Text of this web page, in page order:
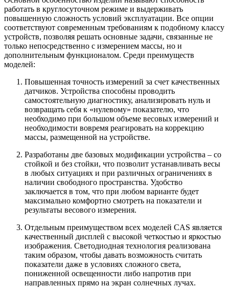
работать в круглосуточном режиме и выдерживать
повышенную сложность условий эксплуатации. Все опции
соответствуют современным требованиям к подобному классу
устройств, позволяя решать основные задачи, связанные не
только непосредственно с измерением массы, но и
дополнительным функционалом. Среди преимуществ
моделей:
Повышенная точность измерений за счет качественных
датчиков. Устройства способны проводить
самостоятельную диагностику, анализировать нуль и
возвращать себя к «нулевому» показателю, что
необходимо при большом объеме весовых измерений и
необходимости вовремя реагировать на коррекцию
массы, размещенной на устройстве.
Разработаны две базовых модификации устройства – со
стойкой и без стойки, что позволит устанавливать весы
в любых ситуациях и при различных ограничениях в
наличии свободного пространства. Удобство
заключается в том, что при любом варианте будет
максимально комфортно смотреть на показатели и
результаты весового измерения.
Отдельным преимуществом всех моделей CAS является
качественный дисплей с высокой четкостью и яркостью
изображения. Светодиодная технология реализована
таким образом, чтобы давать возможность считать
показатели даже в условиях сложного света,
пониженной освещенности либо напротив при
направленных прямо на экран солнечных лучах.